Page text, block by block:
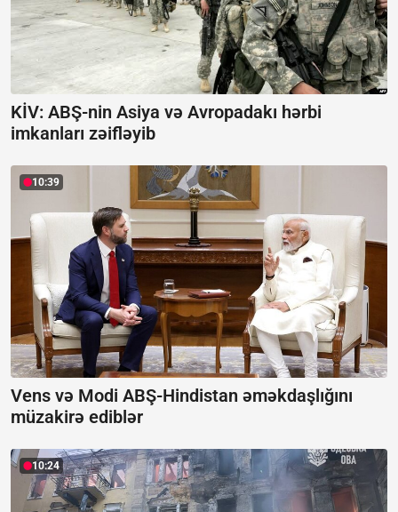
KİV: ABŞ-nin Asiya və Avropadakı hərbi
imkanları zəifləyib
10:39
Vens və Modi ABŞ-Hindistan əməkdaşlığını
müzakirə ediblər
10:24